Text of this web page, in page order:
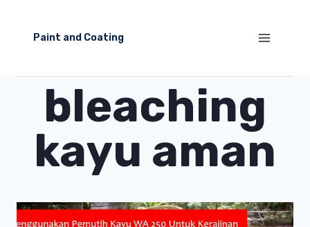
Paint and Coating
bleaching
kayu aman